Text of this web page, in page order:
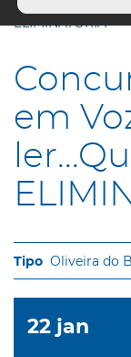
ELIMINATÓRIA
em
Oliveira do
22 jan